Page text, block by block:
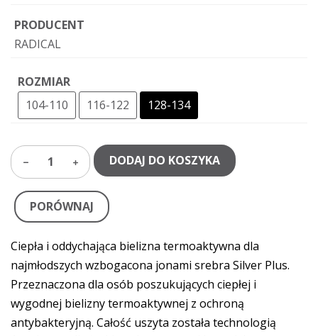
PRODUCENT
RADICAL
ROZMIAR
104-110
116-122 128-134
1 DODAJ DO KOSZYKA
PORÓWNAJ
Ciepła i oddychająca bielizna termoaktywna dla
najmłodszych wzbogacona jonami srebra Silver Plus.
Przeznaczona dla osób poszukujących ciepłej i
wygodnej bielizny termoaktywnej z ochroną
antybakteryjną. Całość uszyta została technologią